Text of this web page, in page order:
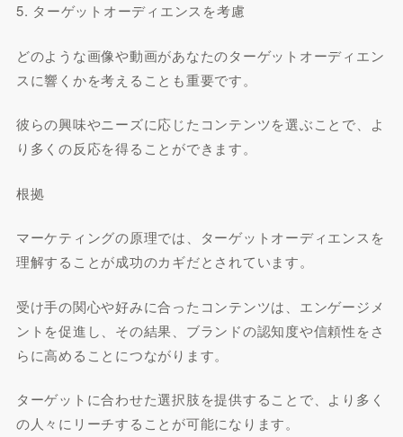
5. ターゲットオーディエンスを考慮
どのような画像や動画があなたのターゲットオーディエン
スに響くかを考えることも重要です。
彼らの興味やニーズに応じたコンテンツを選ぶことで、よ
り多くの反応を得ることができます。
根拠
マーケティングの原理では、ターゲットオーディエンスを
理解することが成功のカギだとされています。
受け手の関心や好みに合ったコンテンツは、エンゲージメ
ントを促進し、その結果、ブランドの認知度や信頼性をさ
らに高めることにつながります。
ターゲットに合わせた選択肢を提供することで、より多く
の人々にリーチすることが可能になります。